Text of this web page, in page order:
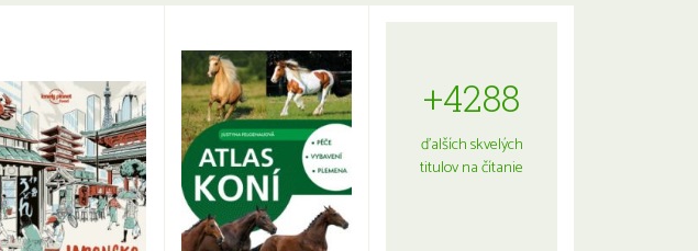
+4288
ďalších skvelých
titulov na čítanie